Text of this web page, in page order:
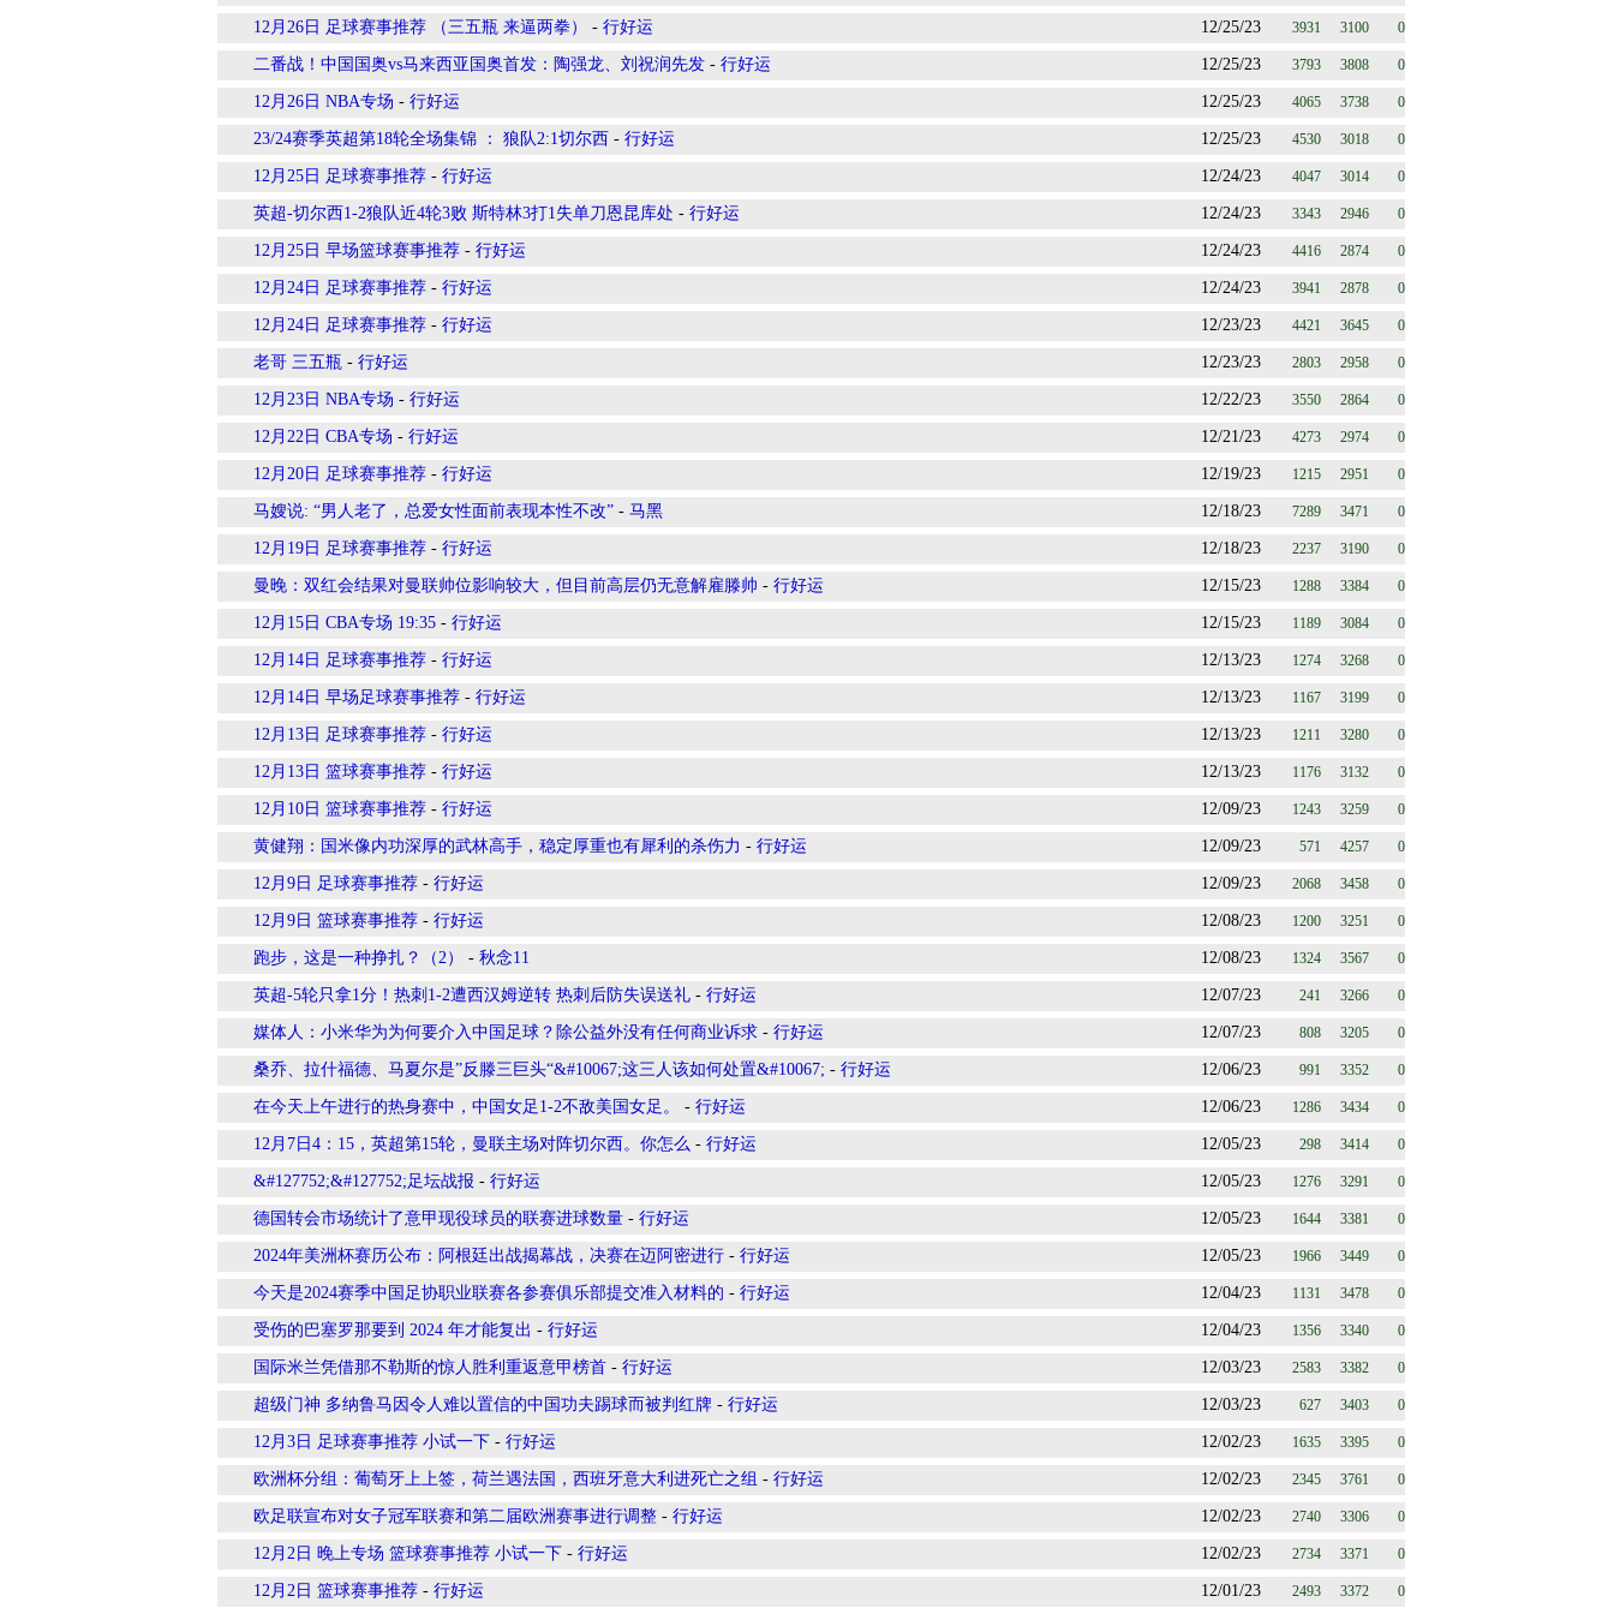
12月26日 足球赛事推荐 （三五瓶 来逼两拳） - 行好运 12/25/23 3931 3100 0
二番战！中国国奥vs马来西亚国奥首发：陶强龙、刘祝润先发 - 行好运 12/25/23 3793 3808 0
12月26日 NBA专场 - 行好运 12/25/23 4065 3738 0
23/24赛季英超第18轮全场集锦 ： 狼队2:1切尔西 - 行好运 12/25/23 4530 3018 0
12月25日 足球赛事推荐 - 行好运 12/24/23 4047 3014 0
英超-切尔西1-2狼队近4轮3败 斯特林3打1失单刀恩昆库处 - 行好运 12/24/23 3343 2946 0
12月25日 早场篮球赛事推荐 - 行好运 12/24/23 4416 2874 0
12月24日 足球赛事推荐 - 行好运 12/24/23 3941 2878 0
12月24日 足球赛事推荐 - 行好运 12/23/23 4421 3645 0
老哥 三五瓶 - 行好运 12/23/23 2803 2958 0
12月23日 NBA专场 - 行好运 12/22/23 3550 2864 0
12月22日 CBA专场 - 行好运 12/21/23 4273 2974 0
12月20日 足球赛事推荐 - 行好运 12/19/23 1215 2951 0
马嫂说: “男人老了，总爱女性面前表现本性不改” - 马黑 12/18/23 7289 3471 0
12月19日 足球赛事推荐 - 行好运 12/18/23 2237 3190 0
曼晚：双红会结果对曼联帅位影响较大，但目前高层仍无意解雇滕帅 - 行好运 12/15/23 1288 3384 0
12月15日 CBA专场 19:35 - 行好运 12/15/23 1189 3084 0
12月14日 足球赛事推荐 - 行好运 12/13/23 1274 3268 0
12月14日 早场足球赛事推荐 - 行好运 12/13/23 1167 3199 0
12月13日 足球赛事推荐 - 行好运 12/13/23 1211 3280 0
12月13日 篮球赛事推荐 - 行好运 12/13/23 1176 3132 0
12月10日 篮球赛事推荐 - 行好运 12/09/23 1243 3259 0
黄健翔：国米像内功深厚的武林高手，稳定厚重也有犀利的杀伤力 - 行好运 12/09/23 571 4257 0
12月9日 足球赛事推荐 - 行好运 12/09/23 2068 3458 0
12月9日 篮球赛事推荐 - 行好运 12/08/23 1200 3251 0
跑步，这是一种挣扎？（2） - 秋念11 12/08/23 1324 3567 0
英超-5轮只拿1分！热刺1-2遭西汉姆逆转 热刺后防失误送礼 - 行好运 12/07/23 241 3266 0
媒体人：小米华为为何要介入中国足球？除公益外没有任何商业诉求 - 行好运 12/07/23 808 3205 0
桑乔、拉什福德、马夏尔是”反滕三巨头“&#10067;这三人该如何处置&#10067; - 行好运 12/06/23 991 3352 0
在今天上午进行的热身赛中，中国女足1-2不敌美国女足。 - 行好运 12/06/23 1286 3434 0
12月7日4：15，英超第15轮，曼联主场对阵切尔西。你怎么 - 行好运 12/05/23 298 3414 0
&#127752;&#127752;足坛战报 - 行好运 12/05/23 1276 3291 0
德国转会市场统计了意甲现役球员的联赛进球数量 - 行好运 12/05/23 1644 3381 0
2024年美洲杯赛历公布：阿根廷出战揭幕战，决赛在迈阿密进行 - 行好运 12/05/23 1966 3449 0
今天是2024赛季中国足协职业联赛各参赛俱乐部提交准入材料的 - 行好运 12/04/23 1131 3478 0
受伤的巴塞罗那要到 2024 年才能复出 - 行好运 12/04/23 1356 3340 0
国际米兰凭借那不勒斯的惊人胜利重返意甲榜首 - 行好运 12/03/23 2583 3382 0
超级门神 多纳鲁马因令人难以置信的中国功夫踢球而被判红牌 - 行好运 12/03/23 627 3403 0
12月3日 足球赛事推荐 小试一下 - 行好运 12/02/23 1635 3395 0
欧洲杯分组：葡萄牙上上签，荷兰遇法国，西班牙意大利进死亡之组 - 行好运 12/02/23 2345 3761 0
欧足联宣布对女子冠军联赛和第二届欧洲赛事进行调整 - 行好运 12/02/23 2740 3306 0
12月2日 晚上专场 篮球赛事推荐 小试一下 - 行好运 12/02/23 2734 3371 0
12月2日 篮球赛事推荐 - 行好运 12/01/23 2493 3372 0